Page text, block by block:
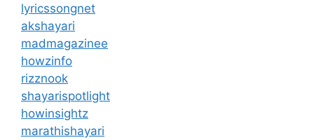
lyricssongnet
akshayari
madmagazinee
howzinfo
rizznook
shayarispotlight
howinsightz
marathishayari